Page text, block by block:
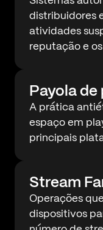
distribuidores
atividades
reputação e
Payola
A prática
espaço em
principais
Stream
Operações
dispositivos